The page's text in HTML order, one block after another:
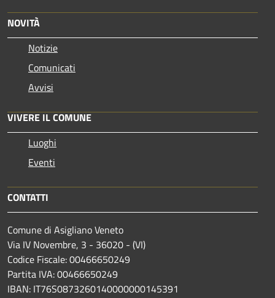
NOVITÀ
Notizie
Comunicati
Avvisi
VIVERE IL COMUNE
Luoghi
Eventi
CONTATTI
Comune di Asigliano Veneto
Via IV Novembre, 3 - 36020 - (VI)
Codice Fiscale: 00466650249
Partita IVA: 00466650249
IBAN: IT76S0873260140000000145391